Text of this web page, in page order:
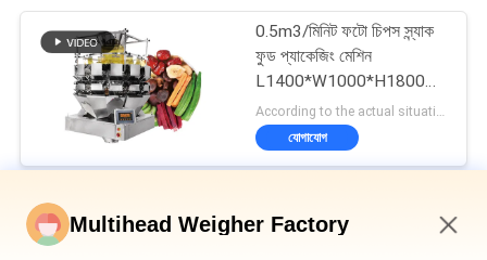
0.5m3/মিনিট ফটো চিপস স্ন্যাক
ফুড প্যাকেজিং মেশিন
L1400*W1000*H1800m
m
According to the actual situation MOQ:1 set
যোগাযোগ
জলখাবার খাবার প্যাকেজিং মেশিন
Multihead Weigher Factory